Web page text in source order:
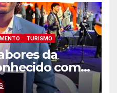
TURISMO
da
como
Imperdíveis